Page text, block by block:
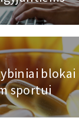
blokai
sportui